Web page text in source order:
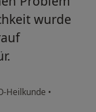
wurde
Heilkunde •